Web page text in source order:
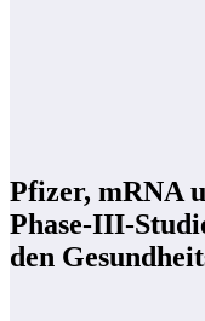
Pfizer, mRNA
Phase‑III-
den